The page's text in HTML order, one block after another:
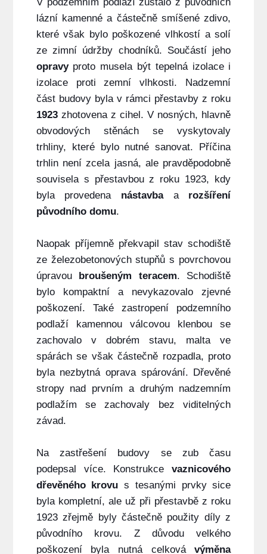
lázní kamenné a částečně smíšené zdivo,
které však bylo poškozené vlhkostí a solí
ze zimní údržby chodníků. Součástí jeho
opravyproto musela být tepelná izolace i
izolace proti zemní vlhkosti. Nadzemní
část budovy byla v rámci přestavby z roku
1923zhotovena z cihel. V nosných, hlavně
obvodových stěnách se vyskytovaly
trhliny, které bylo nutné sanovat. Příčina
trhlin není zcela jasná, ale pravděpodobně
souvisela s přestavbou z roku 1923, kdy
byla provedena nástavbaa rozšíření
původního domu.
Naopak příjemně překvapil stav schodiště
ze železobetonových stupňů s povrchovou
úpravou
broušeným teracem. Schodiště
bylo kompaktní a nevykazovalo zjevné
poškození. Také zastropení podzemního
podlaží kamennou válcovou klenbou se
zachovalo v dobrém stavu, malta ve
spárách se však částečně rozpadla, proto
byla nezbytná oprava spárování. Dřevěné
stropy nad prvním a druhým nadzemním
podlažím se zachovaly bez viditelných
závad.
Na zastřešení budovy se zub času
podepsal více. Konstrukcevaznicového
dřevěného krovu s tesanými prvky sice
byla kompletní, ale už při přestavbě z roku
1923 zřejmě byly částečně použity díly z
původního krovu. Z důvodu velkého
poškození byla nutná celkovávýměna